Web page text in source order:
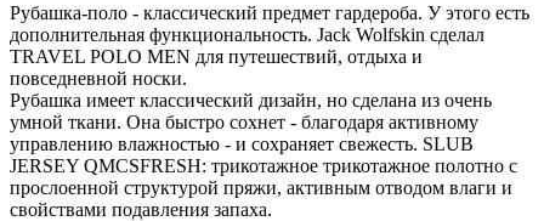
Рубашка-поло - классический предмет гардероба. У этого есть
дополнительная функциональность. Jack Wolfskin сделал
TRAVEL POLO MEN для путешествий, отдыха и
повседневной носки.
Рубашка имеет классический дизайн, но сделана из очень
умной ткани. Она быстро сохнет - благодаря активному
управлению влажностью - и сохраняет свежесть. SLUB
JERSEY QMCSFRESH: трикотажное трикотажное полотно с
прослоенной структурой пряжи, активным отводом влаги и
свойствами подавления запаха.